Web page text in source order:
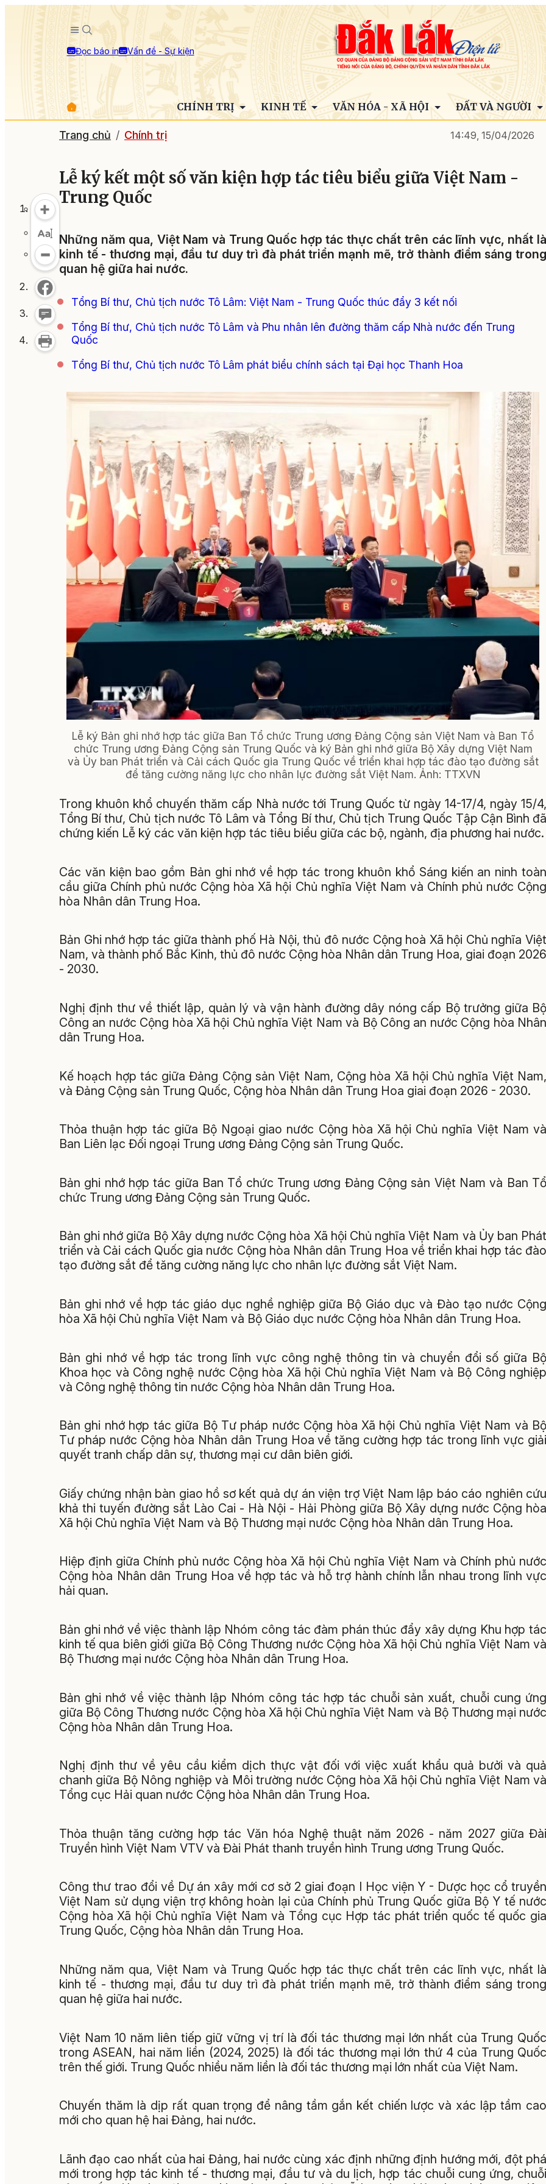
Đọc báo in Vấn đề - Sự kiện
CHÍNH TRỊ KINH TẾ VĂN HÓA - XÃ HỘI ĐẤT VÀ NGƯỜI
Trang chủ Chính trị 14:49, 15/04/2026
Lễ ký kết một số văn kiện hợp tác tiêu biểu giữa Việt Nam -
Trung Quốc
Những năm qua, Việt Nam và Trung Quốc hợp tác thực chất trên các lĩnh vực, nhất là
kinh tế - thương mại, đầu tư duy trì đà phát triển mạnh mẽ, trở thành điểm sáng trong
quan hệ giữa hai nước.
Tổng Bí thư, Chủ tịch nước Tô Lâm: Việt Nam - Trung Quốc thúc đẩy 3 kết nối
Tổng Bí thư, Chủ tịch nước Tô Lâm và Phu nhân lên đường thăm cấp Nhà nước đến Trung
Quốc
Tổng Bí thư, Chủ tịch nước Tô Lâm phát biểu chính sách tại Đại học Thanh Hoa
Lễ ký Bản ghi nhớ hợp tác giữa Ban Tổ chức Trung ương Đảng Cộng sản Việt Nam và Ban Tổ
chức Trung ương Đảng Cộng sản Trung Quốc và ký Bản ghi nhớ giữa Bộ Xây dựng Việt Nam
và Ủy ban Phát triển và Cải cách Quốc gia Trung Quốc về triển khai hợp tác đào tạo đường sắt
để tăng cường năng lực cho nhân lực đường sắt Việt Nam. Ảnh: TTXVN
Trong khuôn khổ chuyến thăm cấp Nhà nước tới Trung Quốc từ ngày 14-17/4, ngày 15/4,
Tổng Bí thư, Chủ tịch nước Tô Lâm và Tổng Bí thư, Chủ tịch Trung Quốc Tập Cận Bình đã
chứng kiến Lễ ký các văn kiện hợp tác tiêu biểu giữa các bộ, ngành, địa phương hai nước.
Các văn kiện bao gồm Bản ghi nhớ về hợp tác trong khuôn khổ Sáng kiến an ninh toàn
cầu giữa Chính phủ nước Cộng hòa Xã hội Chủ nghĩa Việt Nam và Chính phủ nước Cộng
hòa Nhân dân Trung Hoa.
Bản Ghi nhớ hợp tác giữa thành phố Hà Nội, thủ đô nước Cộng hoà Xã hội Chủ nghĩa Việt
Nam, và thành phố Bắc Kinh, thủ đô nước Cộng hòa Nhân dân Trung Hoa, giai đoạn 2026
- 2030.
Nghị định thư về thiết lập, quản lý và vận hành đường dây nóng cấp Bộ trưởng giữa Bộ
Công an nước Cộng hòa Xã hội Chủ nghĩa Việt Nam và Bộ Công an nước Cộng hòa Nhân
dân Trung Hoa.
Kế hoạch hợp tác giữa Đảng Cộng sản Việt Nam, Cộng hòa Xã hội Chủ nghĩa Việt Nam,
và Đảng Cộng sản Trung Quốc, Cộng hòa Nhân dân Trung Hoa giai đoạn 2026 - 2030.
Thỏa thuận hợp tác giữa Bộ Ngoại giao nước Cộng hòa Xã hội Chủ nghĩa Việt Nam và
Ban Liên lạc Đối ngoại Trung ương Đảng Cộng sản Trung Quốc.
Bản ghi nhớ hợp tác giữa Ban Tổ chức Trung ương Đảng Cộng sản Việt Nam và Ban Tổ
chức Trung ương Đảng Cộng sản Trung Quốc.
Bản ghi nhớ giữa Bộ Xây dựng nước Cộng hòa Xã hội Chủ nghĩa Việt Nam và Ủy ban Phát
triển và Cải cách Quốc gia nước Cộng hòa Nhân dân Trung Hoa về triển khai hợp tác đào
tạo đường sắt để tăng cường năng lực cho nhân lực đường sắt Việt Nam.
Bản ghi nhớ về hợp tác giáo dục nghề nghiệp giữa Bộ Giáo dục và Đào tạo nước Cộng
hòa Xã hội Chủ nghĩa Việt Nam và Bộ Giáo dục nước Cộng hòa Nhân dân Trung Hoa.
Bản ghi nhớ về hợp tác trong lĩnh vực công nghệ thông tin và chuyển đổi số giữa Bộ
Khoa học và Công nghệ nước Cộng hòa Xã hội Chủ nghĩa Việt Nam và Bộ Công nghiệp
và Công nghệ thông tin nước Cộng hòa Nhân dân Trung Hoa.
Bản ghi nhớ hợp tác giữa Bộ Tư pháp nước Cộng hòa Xã hội Chủ nghĩa Việt Nam và Bộ
Tư pháp nước Cộng hòa Nhân dân Trung Hoa về tăng cường hợp tác trong lĩnh vực giải
quyết tranh chấp dân sự, thương mại cư dân biên giới.
Giấy chứng nhận bàn giao hồ sơ kết quả dự án viện trợ Việt Nam lập báo cáo nghiên cứu
khả thi tuyến đường sắt Lào Cai - Hà Nội - Hải Phòng giữa Bộ Xây dựng nước Cộng hòa
Xã hội Chủ nghĩa Việt Nam và Bộ Thương mại nước Cộng hòa Nhân dân Trung Hoa.
Hiệp định giữa Chính phủ nước Cộng hòa Xã hội Chủ nghĩa Việt Nam và Chính phủ nước
Cộng hòa Nhân dân Trung Hoa về hợp tác và hỗ trợ hành chính lẫn nhau trong lĩnh vực
hải quan.
Bản ghi nhớ về việc thành lập Nhóm công tác đàm phán thúc đẩy xây dựng Khu hợp tác
kinh tế qua biên giới giữa Bộ Công Thương nước Cộng hòa Xã hội Chủ nghĩa Việt Nam và
Bộ Thương mại nước Cộng hòa Nhân dân Trung Hoa.
Bản ghi nhớ về việc thành lập Nhóm công tác hợp tác chuỗi sản xuất, chuỗi cung ứng
giữa Bộ Công Thương nước Cộng hòa Xã hội Chủ nghĩa Việt Nam và Bộ Thương mại nước
Cộng hòa Nhân dân Trung Hoa.
Nghị định thư về yêu cầu kiểm dịch thực vật đối với việc xuất khẩu quả bưởi và quả
chanh giữa Bộ Nông nghiệp và Môi trường nước Cộng hòa Xã hội Chủ nghĩa Việt Nam và
Tổng cục Hải quan nước Cộng hòa Nhân dân Trung Hoa.
Thỏa thuận tăng cường hợp tác Văn hóa Nghệ thuật năm 2026 - năm 2027 giữa Đài
Truyền hình Việt Nam VTV và Đài Phát thanh truyền hình Trung ương Trung Quốc.
Công thư trao đổi về Dự án xây mới cơ sở 2 giai đoạn I Học viện Y - Dược học cổ truyền
Việt Nam sử dụng viện trợ không hoàn lại của Chính phủ Trung Quốc giữa Bộ Y tế nước
Cộng hòa Xã hội Chủ nghĩa Việt Nam và Tổng cục Hợp tác phát triển quốc tế quốc gia
Trung Quốc, Cộng hòa Nhân dân Trung Hoa.
Những năm qua, Việt Nam và Trung Quốc hợp tác thực chất trên các lĩnh vực, nhất là
kinh tế - thương mại, đầu tư duy trì đà phát triển mạnh mẽ, trở thành điểm sáng trong
quan hệ giữa hai nước.
Việt Nam 10 năm liên tiếp giữ vững vị trí là đối tác thương mại lớn nhất của Trung Quốc
trong ASEAN, hai năm liền (2024, 2025) là đối tác thương mại lớn thứ 4 của Trung Quốc
trên thế giới. Trung Quốc nhiều năm liền là đối tác thương mại lớn nhất của Việt Nam.
Chuyến thăm là dịp rất quan trọng để nâng tầm gắn kết chiến lược và xác lập tầm cao
mới cho quan hệ hai Đảng, hai nước.
Lãnh đạo cao nhất của hai Đảng, hai nước cùng xác định những định hướng mới, đột phá
mới trong hợp tác kinh tế - thương mại, đầu tư và du lịch, hợp tác chuỗi cung ứng, chuỗi